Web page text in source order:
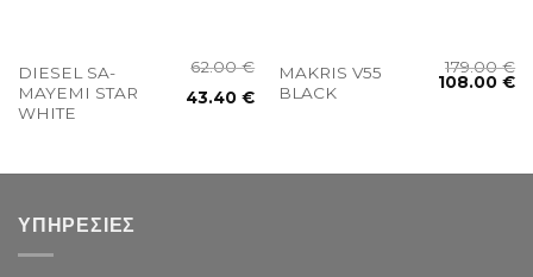
DIESEL SA-
MAYEMI STAR
WHITE
62.00€
43.40€
MAKRIS V55
BLACK
179.00€
108.00€
ΥΠΗΡΕΣΙΕΣ